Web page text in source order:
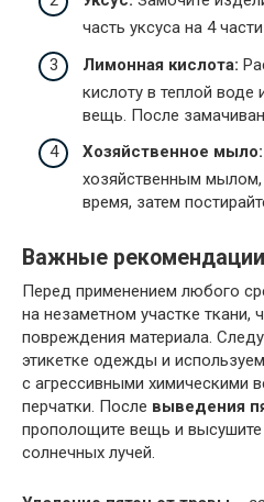
часть уксуса на 4
Лимонная кислота:
кислоту в теплой воде
вещь. После
Хозяйственное мыло:
хозяйственным мылом,
время, затем
Важные
Перед применением любого
на незаметном участке ткани,
повреждения материала.
этикетке одежды и
с агрессивными химическими
перчатки. После выведения
прополощите вещь и
солнечных лучей.